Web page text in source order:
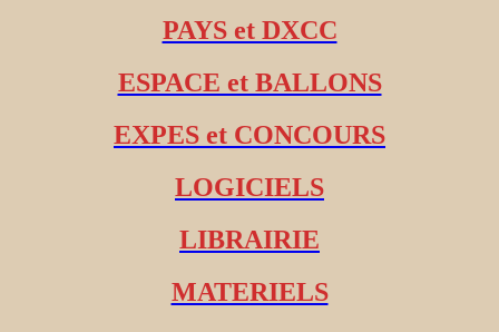
PAYS et DXCC
ESPACE et BALLONS
EXPES et CONCOURS
LOGICIELS
LIBRAIRIE
MATERIELS